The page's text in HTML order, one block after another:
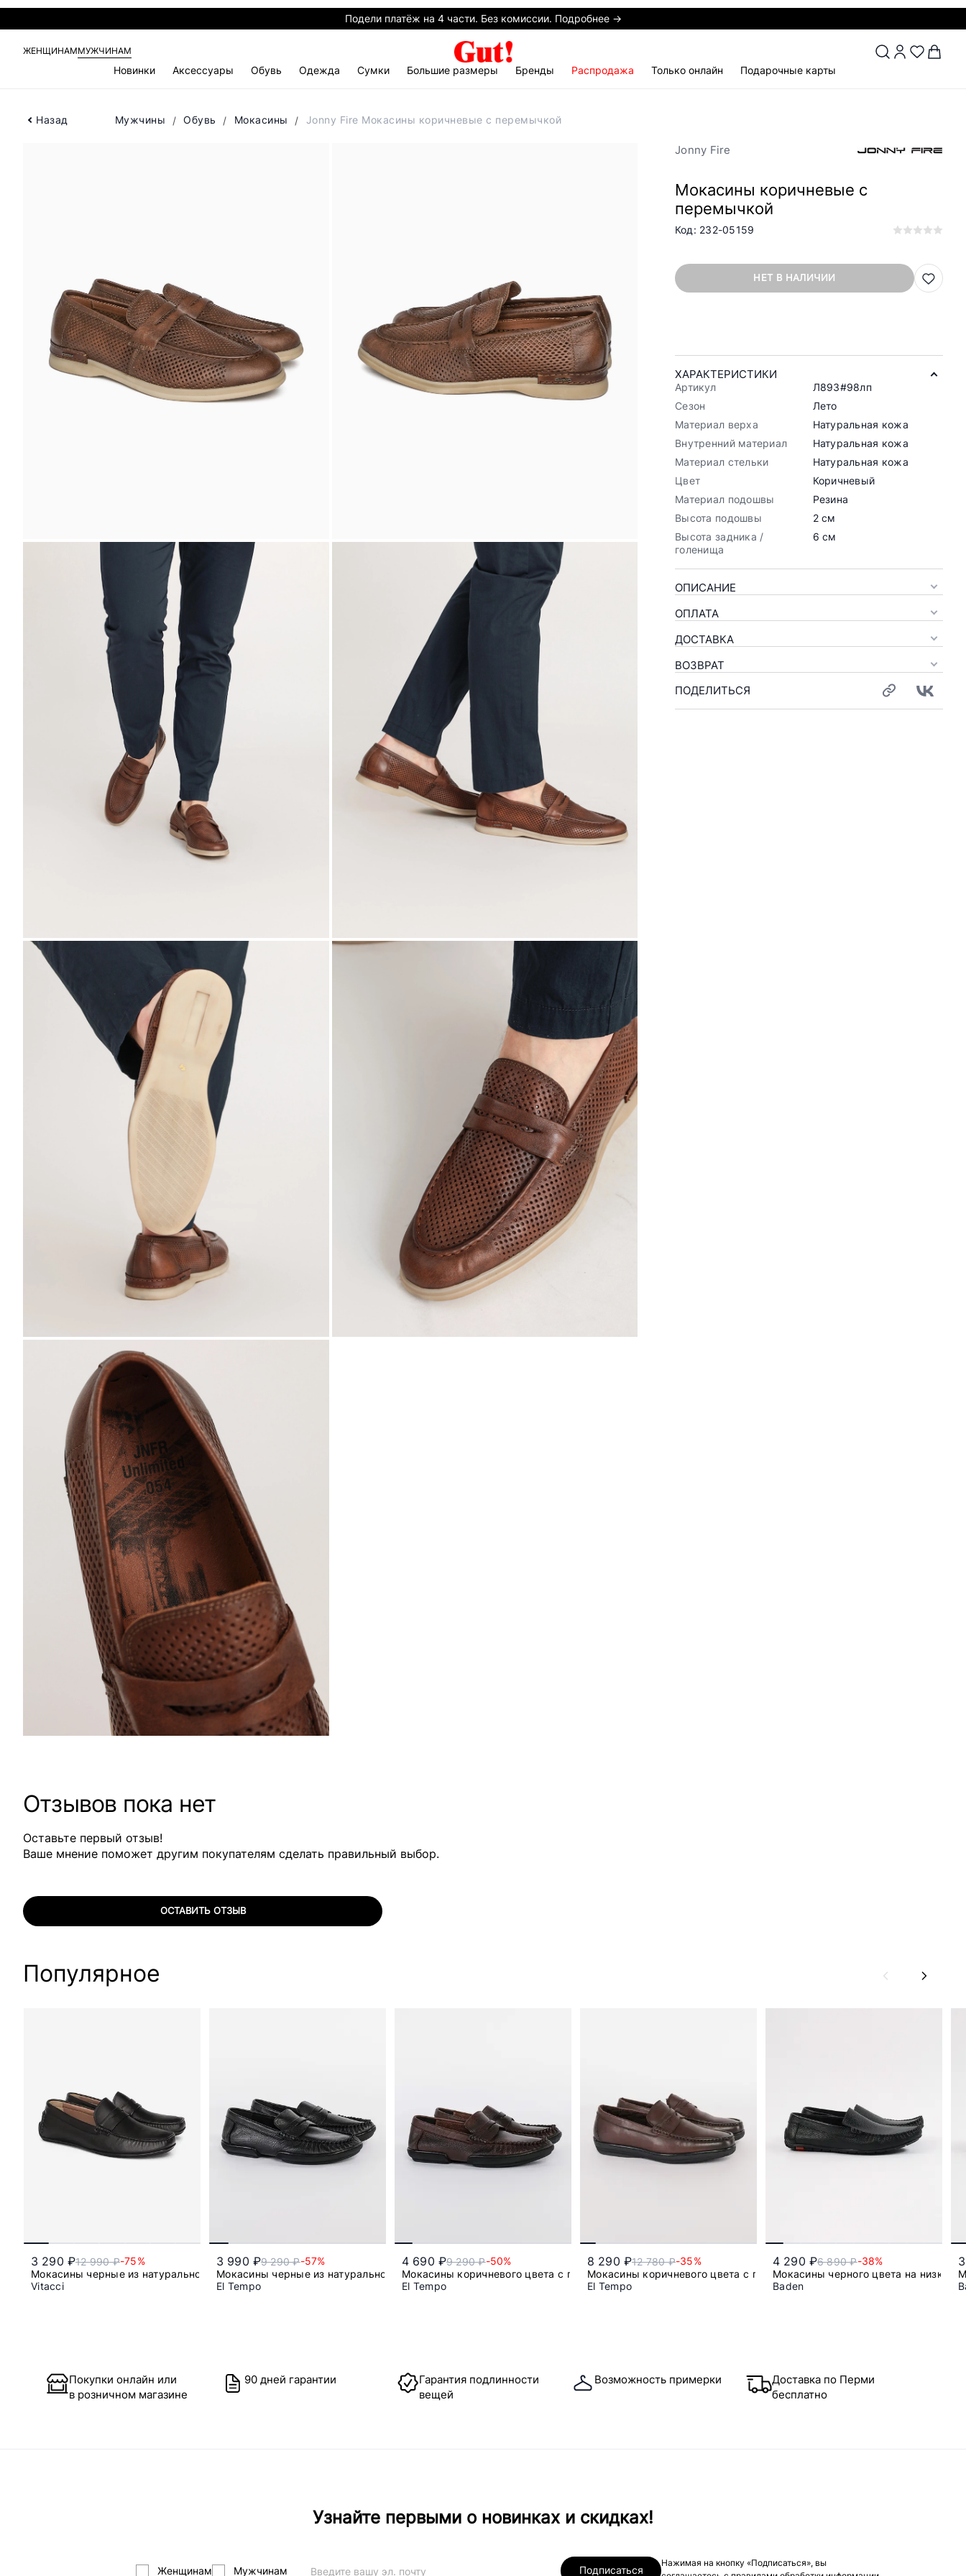
Подели платёж на 4 части. Без комиссии. Подробнее →
ЖЕНЩИНАММУЖЧИНАМ
Новинки Аксессуары Обувь Одежда Сумки Большие размеры Бренды Распродажа Только онлайн Подарочные карты
Назад Мужчины Обувь Мокасины Jonny Fire Мокасины коричневые с перемычкой
Jonny Fire
Мокасины коричневые с
перемычкой
Код: 232-05159
НЕТ В НАЛИЧИИ
ХАРАКТЕРИСТИКИ
Артикул
Л893#98лп
Сезон
Лето
Материал верха
Натуральная кожа
Внутренний материал
Натуральная кожа
Материал стельки
Натуральная кожа
Цвет
Коричневый
Материал подошвы
Резина
Высота подошвы
2 см
Высота задника /
голенища
6 см
ОПИСАНИЕ
ОПЛАТА
ДОСТАВКА
ВОЗВРАТ
ПОДЕЛИТЬСЯ
Отзывов пока нет
Оставьте первый отзыв!
Ваше мнение поможет другим покупателям сделать правильный выбор.
ОСТАВИТЬ ОТЗЫВ
Популярное
3 290 ₽12 990 ₽-75%
Мокасины черные из натуральной кожи
Vitacci
3 990 ₽9 290 ₽-57%
Мокасины черные из натуральной кожи
El Tempo
4 690 ₽9 290 ₽-50%
Мокасины коричневого цвета с перемычкой
El Tempo
8 290 ₽12 780 ₽-35%
Мокасины коричневого цвета с перемычкой
El Tempo
4 290 ₽6 890 ₽-38%
Мокасины черного цвета на низкой
Baden
Покупки онлайн или
в розничном магазине
90 дней гарантии
Гарантия подлинности
вещей
Возможность примерки
Доставка по Перми
бесплатно
Узнайте первыми о новинках и скидках!
Женщинам Мужчинам Подписаться
Нажимая на кнопку «Подписаться», вы